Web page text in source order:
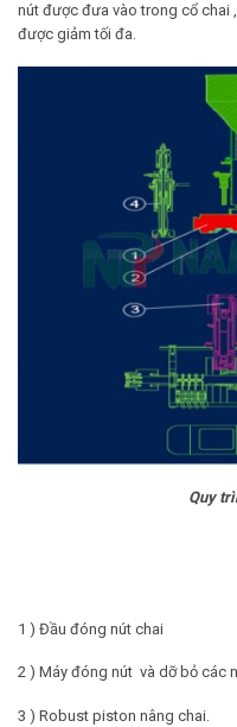
nút được đưa vào trong cổ chai
được giảm tối đa.
Quy
1 ) Đầu đóng nút chai
2 ) Máy đóng nút và dỡ bỏ các
3 ) Robust piston nâng chai.